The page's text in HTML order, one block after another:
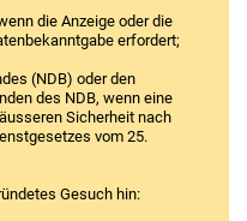
die Anzeige oder die
erfordert;
(NDB) oder den
des NDB, wenn eine
Sicherheit nach
vom 25.
Gesuch hin: